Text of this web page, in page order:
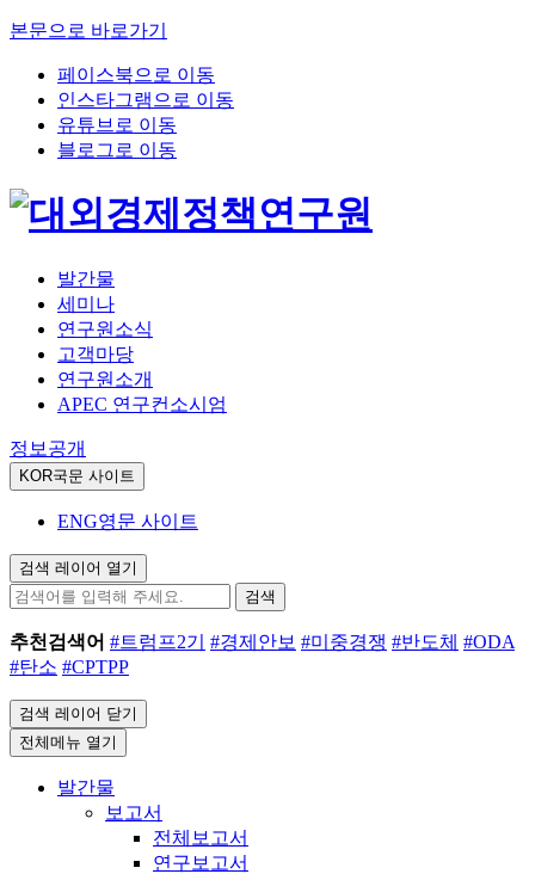
본문으로 바로가기
페이스북으로 이동
인스타그램으로 이동
유튜브로 이동
블로그로 이동
발간물
세미나
연구원소식
고객마당
연구원소개
APEC 연구컨소시엄
정보공개
KOR국문 사이트
ENG영문 사이트
검색 레이어 열기
검색
추천검색어 #트럼프2기 #경제안보 #미중경쟁 #반도체 #ODA
#탄소 #CPTPP
검색 레이어 닫기
전체메뉴 열기
발간물
보고서
전체보고서
연구보고서